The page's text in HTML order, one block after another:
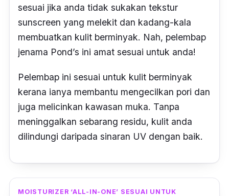
sesuai jika anda tidak sukakan tekstur
sunscreen yang melekit dan kadang-kala
membuatkan kulit berminyak. Nah, pelembap
jenama Pond’s ini amat sesuai untuk anda!
Pelembap ini sesuai untuk kulit berminyak
kerana ianya membantu mengecilkan pori dan
juga melicinkan kawasan muka. Tanpa
meninggalkan sebarang residu, kulit anda
dilindungi daripada sinaran UV dengan baik.
MOISTURIZER ‘ALL-IN-ONE’ SESUAI UNTUK